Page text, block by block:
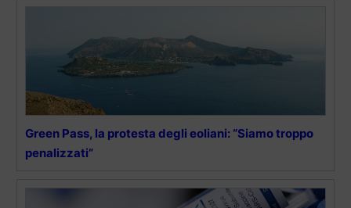
Green Pass, la protesta degli eoliani: “Siamo troppo
penalizzati”